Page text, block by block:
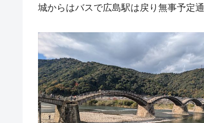
城からはバスで広島駅は戻り無事予定